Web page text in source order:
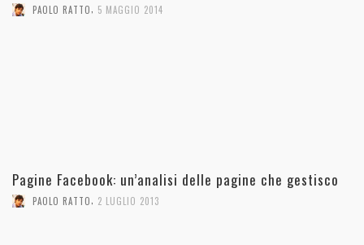
PAOLO RATTO 5 MAGGIO 2014
Pagine Facebook: un’analisi delle pagine che gestisco
PAOLO RATTO 2 LUGLIO 2013